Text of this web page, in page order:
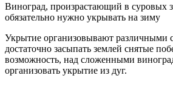
Виноград, произрастающий в суровых
обязательно нужно укрывать на зиму
Укрытие организовывают различными
достаточно засыпать землей снятые
возможность, над сложенными
организовать укрытие из дуг.